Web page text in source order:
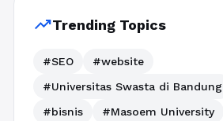
trending_upTrending Topics
#SEO
#website
#Universitas Swasta di Bandung
#bisnis
#Masoem University